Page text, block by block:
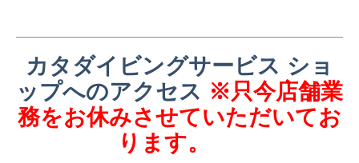
カタダイビングサービス ショ
ップへのアクセス ※只今店舗業
務をお休みさせていただいてお
ります。